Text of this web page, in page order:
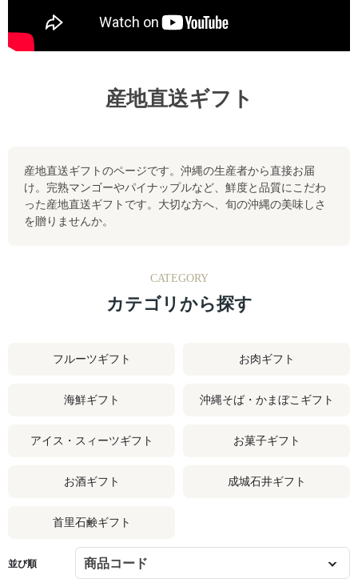
産地直送ギフト
産地直送ギフトのページです。沖縄の生産者から直接お届
け。完熟マンゴーやパイナップルなど、鮮度と品質にこだわ
った産地直送ギフトです。大切な方へ、旬の沖縄の美味しさ
を贈りませんか。
カテゴリから探す
フルーツギフト お肉ギフト
海鮮ギフト 沖縄そば・かまぼこギフト
アイス・スィーツギフト お菓子ギフト
お酒ギフト 成城石井ギフト
首里石鹸ギフト
並び順